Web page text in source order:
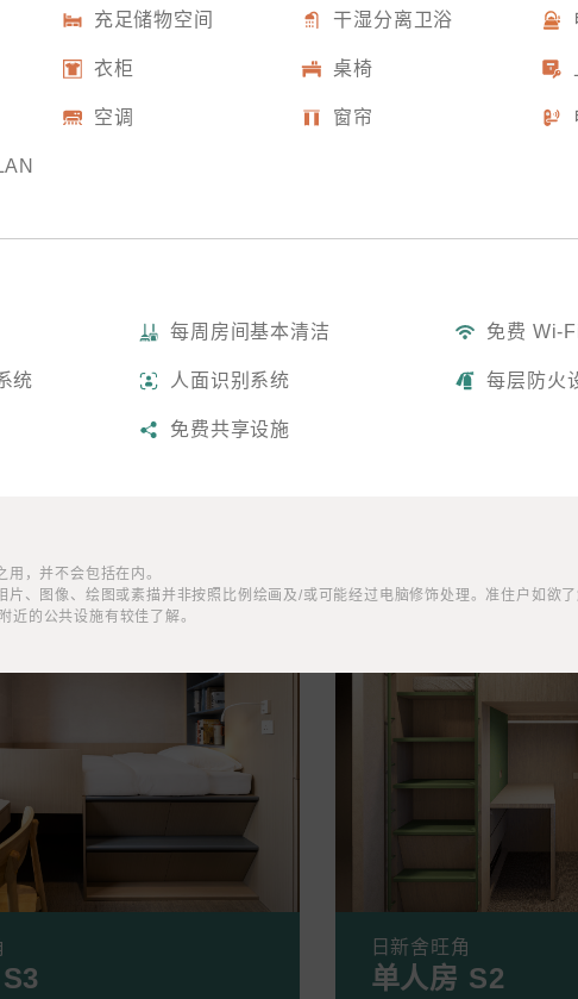
其他有關用途。
充足储物空间 干湿分离卫浴
衣柜 桌椅
空调 窗帘
每周房间基本清洁 免费 Wi-
统 人面识别系统 每层防火
免费共享设施
，并不会包括在内。
、图像、绘图或素描并非按照比例绘画及/或可能经过电脑修饰处理。准住户如欲
近的公共设施有较佳了解。
呎^
日新舍旺角
双人房 D1
186 平方呎^
日新舍旺角
单人房 S2